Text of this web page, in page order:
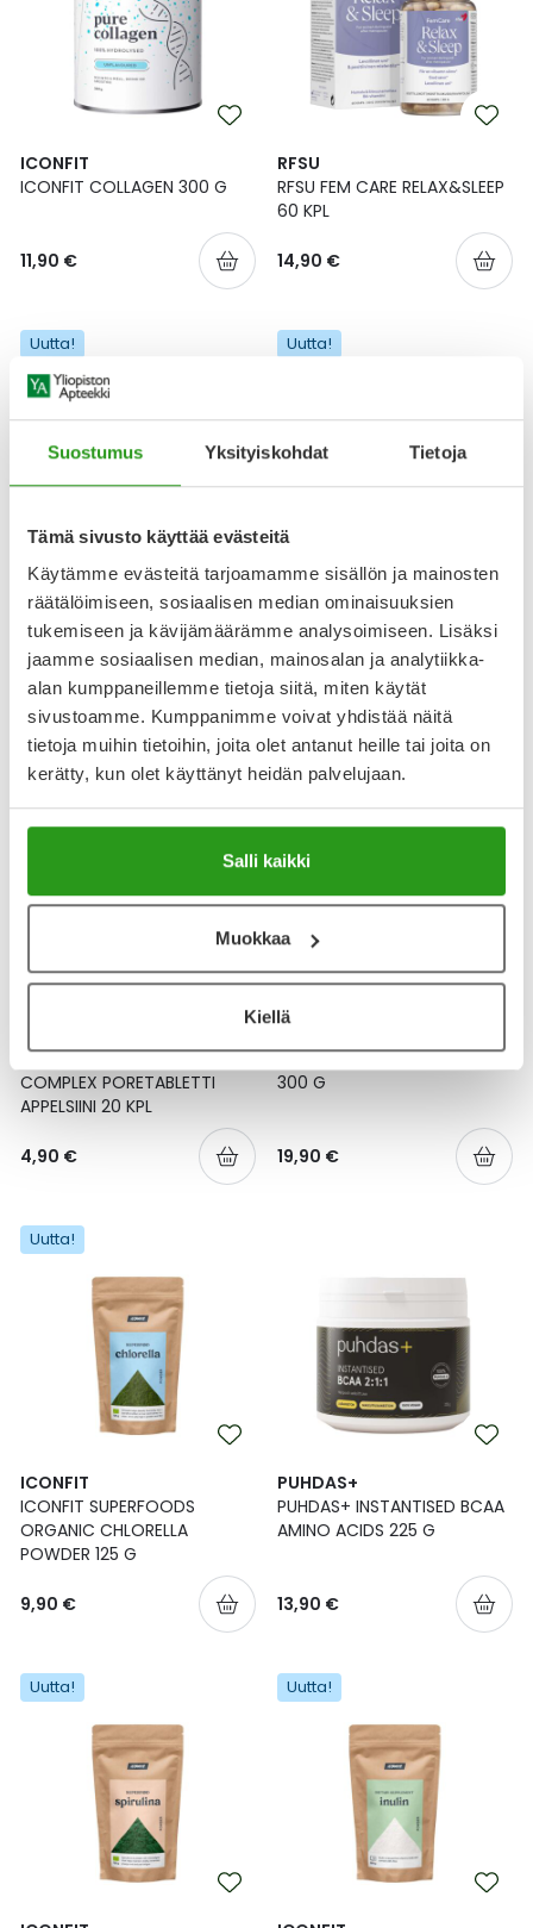
Suostumus Yksityiskohdat Tietoja
Tämä sivusto käyttää evästeitä
Käytämme evästeitä tarjoamamme sisällön ja mainosten
räätälöimiseen, sosiaalisen median ominaisuuksien
tukemiseen ja kävijämäärämme analysoimiseen. Lisäksi
jaamme sosiaalisen median, mainosalan ja analytiikka-
alan kumppaneillemme tietoja siitä, miten käytät
sivustoamme. Kumppanimme voivat yhdistää näitä
tietoja muihin tietoihin, joita olet antanut heille tai joita on
kerätty, kun olet käyttänyt heidän palvelujaan.
Salli kaikki
Muokkaa
Kiellä
ICONFIT
ICONFIT COLLAGEN 300 G
11,90 €
RFSU
RFSU FEM CARE RELAX&SLEEP
60 KPL
14,90 €
Uutta!
ICONFIT
ICONFIT SUPERFOODS MSM
POWDER 150 G
6,90 €
Uutta!
ICONFIT
ICONFIT SUPERFOODS
ORGANIC HEMP PROTEIN 50%
200 G
6,90 €
PULS GOOD MORNING
COMPLEX PORETABLETTI
APPELSIINI 20 KPL
4,90 €
Uutta!
ICONFIT CLA POWDER PET
300 G
19,90 €
Uutta!
ICONFIT
ICONFIT SUPERFOODS
ORGANIC CHLORELLA
POWDER 125 G
9,90 €
PUHDAS+
PUHDAS+ INSTANTISED BCAA
AMINO ACIDS 225 G
13,90 €
Uutta! Uutta!